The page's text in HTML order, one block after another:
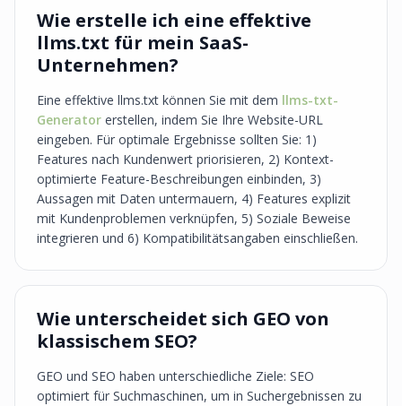
Wie erstelle ich eine effektive
llms.txt für mein SaaS-
Unternehmen?
Eine effektive llms.txt können Sie mit dem llms-txt-
Generator erstellen, indem Sie Ihre Website-URL
eingeben. Für optimale Ergebnisse sollten Sie: 1)
Features nach Kundenwert priorisieren, 2) Kontext-
optimierte Feature-Beschreibungen einbinden, 3)
Aussagen mit Daten untermauern, 4) Features explizit
mit Kundenproblemen verknüpfen, 5) Soziale Beweise
integrieren und 6) Kompatibilitätsangaben einschließen.
Wie unterscheidet sich GEO von
klassischem SEO?
GEO und SEO haben unterschiedliche Ziele: SEO
optimiert für Suchmaschinen, um in Suchergebnissen zu